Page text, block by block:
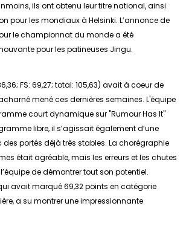
ils ont obtenu leur titre national, ainsi
pour les mondiaux à Helsinki. L’annonce de
le championnat du monde a été
pour les patineuses Jingu.
FS: 69,27; total: 105,63) avait à coeur de
mené ces dernières semaines. L'équipe
court dynamique sur "Rumour Has It"
libre, il s’agissait également d’une
des portés déjà très stables. La chorégraphie
était agréable, mais les erreurs et les chutes
de démontrer tout son potentiel.
avait marqué 69,32 points en catégorie
a su montrer une impressionnante